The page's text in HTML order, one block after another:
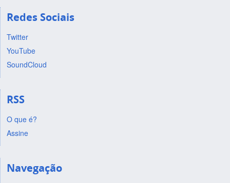
Redes Sociais
Twitter
YouTube
SoundCloud
RSS
O que é?
Assine
Navegação